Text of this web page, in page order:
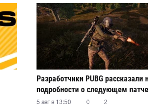
Разработчики PUBG рассказали
подробности о следующем патче
5 авг в 13:50 0 2